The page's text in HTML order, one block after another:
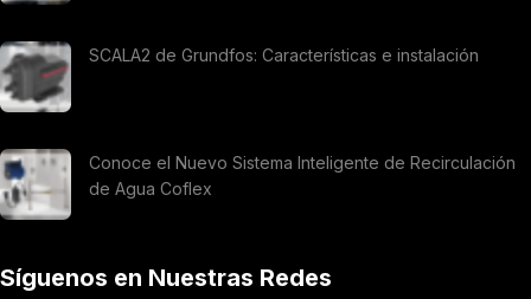
SCALA2 de Grundfos: Características e instalación
Conoce el Nuevo Sistema Inteligente de Recirculación
de Agua Coflex
Síguenos en Nuestras Redes